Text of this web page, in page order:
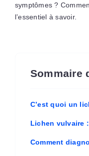
symptômes ?
l’essentiel à savoir.
Sommaire
C’est quoi un
Lichen vulvaire
Comment